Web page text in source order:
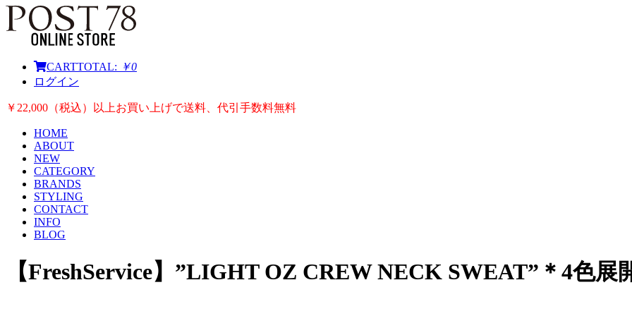
CARTTOTAL: ￥0
ログイン
￥22,000（税込）以上お買い上げで送料、代引手数料無料
HOME
ABOUT
NEW
CATEGORY
BRANDS
STYLING
CONTACT
INFO
BLOG
【FreshService】”LIGHT OZ CREW NECK SWEAT”＊4色展